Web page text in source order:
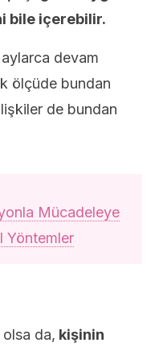
bile içerebilir.
devam
ölçüde bundan
de bundan
Mücadeleye
Yöntemler
olsa da, kişinin